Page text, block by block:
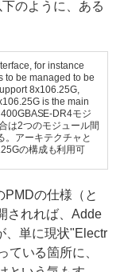
のように、ある
for instance
to be managed to be
8x106.25G,
is the main
DR4モジ
は2つのモジュール間
。アーキテクチャと
の構成も利用可
の仕様（と
されれば、Adde
、単に現状"Electr
ている箇所に、